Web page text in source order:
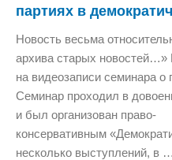
партиях в
Новость весьма
архива старых новостей…»
на видеозаписи семинара о
Семинар проходил в
и был организован право-
консервативным
несколько выступлений, в …